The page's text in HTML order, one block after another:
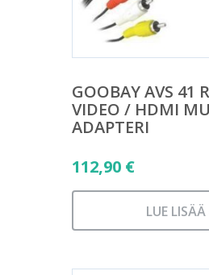
GOOBAY AVS 41
VIDEO / HDMI
ADAPTERI
112,90 €
LUE